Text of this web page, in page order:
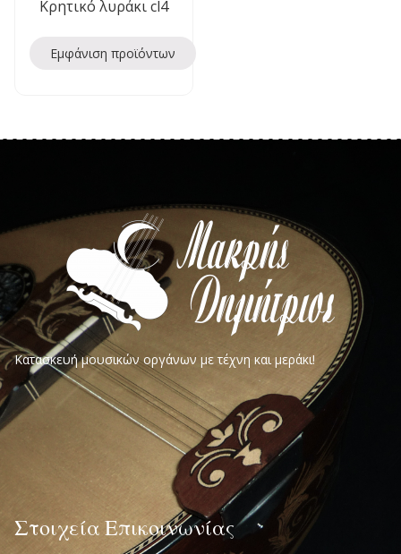
Κρητικό λυράκι cl4
Εμφάνιση προϊόντων
Κατασκευή μουσικών οργάνων με τέχνη και μεράκι!
Στοιχεία Επικοινωνίας